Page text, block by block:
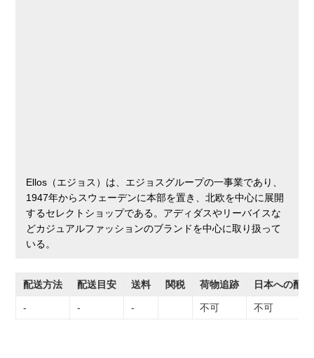
Ellos（エジョス）は、エジョスグループの一事業であり、
1947年からスウェーデンに本部を置き、北欧を中心に展開
するセレクトショップである。アディダスやリーバイスな
どカジュアルファッションのブランドを中心に取り扱って
いる。
配送方法 配送目安 送料 関税 荷物追跡 日本への配送
- - - 不可 不可